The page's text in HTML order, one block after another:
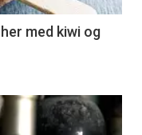
med kiwi og